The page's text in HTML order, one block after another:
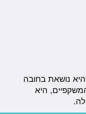
נושאת בחובה
היא